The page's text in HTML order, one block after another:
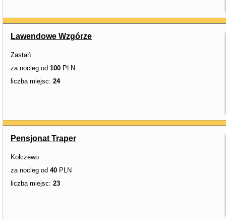
Lawendowe Wzgórze
Zastań
za nocleg od 100 PLN
liczba miejsc: 24
Pensjonat Traper
Kołczewo
za nocleg od 40 PLN
liczba miejsc: 23